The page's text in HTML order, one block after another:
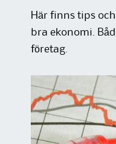
Här finns tips
bra ekonomi.
företag.